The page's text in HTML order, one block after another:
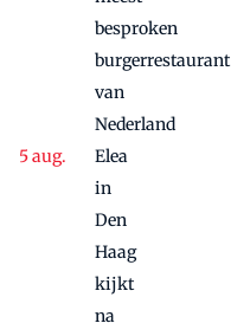
besproken
burgerrestaurant
van
Nederland
Elea
in
Den
Haag
kijkt
na